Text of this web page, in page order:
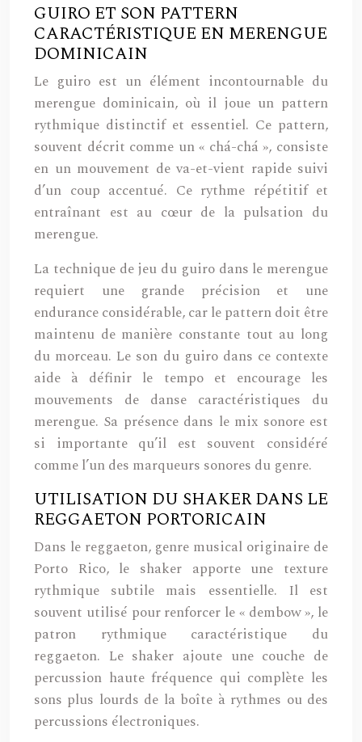
GUIRO ET SON PATTERN
CARACTÉRISTIQUE EN MERENGUE
DOMINICAIN
Le guiro est un élément incontournable du
merengue dominicain, où il joue un pattern
rythmique distinctif et essentiel. Ce pattern,
souvent décrit comme un « chá-chá », consiste
en un mouvement de va-et-vient rapide suivi
d’un coup accentué. Ce rythme répétitif et
entraînant est au cœur de la pulsation du
merengue.
La technique de jeu du guiro dans le merengue
requiert une grande précision et une
endurance considérable, car le pattern doit être
maintenu de manière constante tout au long
du morceau. Le son du guiro dans ce contexte
aide à définir le tempo et encourage les
mouvements de danse caractéristiques du
merengue. Sa présence dans le mix sonore est
si importante qu’il est souvent considéré
comme l’un des marqueurs sonores du genre.
UTILISATION DU SHAKER DANS LE
REGGAETON PORTORICAIN
Dans le reggaeton, genre musical originaire de
Porto Rico, le shaker apporte une texture
rythmique subtile mais essentielle. Il est
souvent utilisé pour renforcer le « dembow », le
patron rythmique caractéristique du
reggaeton. Le shaker ajoute une couche de
percussion haute fréquence qui complète les
sons plus lourds de la boîte à rythmes ou des
percussions électroniques.